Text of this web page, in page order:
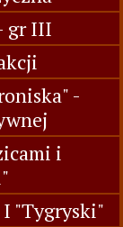
gr III
-
i
"Tygryski"